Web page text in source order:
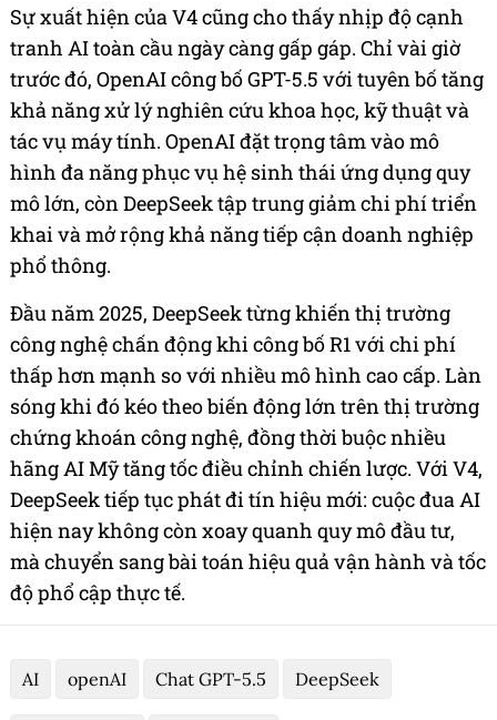
Sự xuất hiện của V4 cũng cho thấy nhịp độ cạnh
tranh AI toàn cầu ngày càng gấp gáp. Chỉ vài giờ
trước đó, OpenAI công bố GPT-5.5 với tuyên bố tăng
khả năng xử lý nghiên cứu khoa học, kỹ thuật và
tác vụ máy tính. OpenAI đặt trọng tâm vào mô
hình đa năng phục vụ hệ sinh thái ứng dụng quy
mô lớn, còn DeepSeek tập trung giảm chi phí triển
khai và mở rộng khả năng tiếp cận doanh nghiệp
phổ thông.
Đầu năm 2025, DeepSeek từng khiến thị trường
công nghệ chấn động khi công bố R1 với chi phí
thấp hơn mạnh so với nhiều mô hình cao cấp. Làn
sóng khi đó kéo theo biến động lớn trên thị trường
chứng khoán công nghệ, đồng thời buộc nhiều
hãng AI Mỹ tăng tốc điều chỉnh chiến lược. Với V4,
DeepSeek tiếp tục phát đi tín hiệu mới: cuộc đua AI
hiện nay không còn xoay quanh quy mô đầu tư,
mà chuyển sang bài toán hiệu quả vận hành và tốc
độ phổ cập thực tế.
AI openAI Chat GPT-5.5 DeepSeek